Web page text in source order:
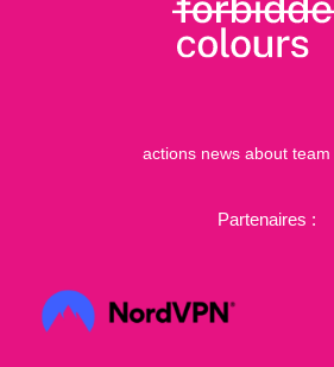
actions news about team
Partenaires :